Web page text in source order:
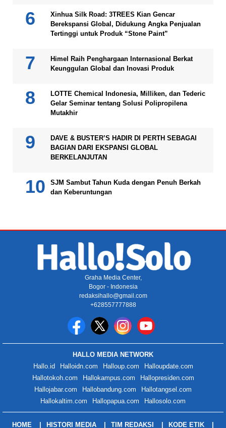
Xinhua Silk Road: 3TREES Kian Gencar
Berekspansi Global, Didukung Angka Penjualan
Tertinggi untuk Produk “Stone Paint”
Himel Raih Penghargaan Internasional Berkat
Keunggulan Global dan Inovasi Produk
LOTTE Chemical Indonesia, Milliken, dan Tederic
Gelar Seminar tentang Solusi Polipropilena
Mutakhir
DAVE & BUSTER’S HADIR DI PERTH SEBAGAI
BAGIAN DARI EKSPANSI GLOBAL
BERKELANJUTAN
SJM Sambut Tahun Kuda dengan Penuh Berkah
dan Keberuntungan
Graha Media Center,
Bogor - Indonesia
redaksihallo@gmail.com
+628557777888
HALLO MEDIA NETWORK
Hallo.id
Halloidn.com Halloup.com
Halloupdate.com
Hallotokoh.com
Hallokampus.com
Hallopresiden.com
Hallojabar.com
Hallobandung.com
Hallotangsel.com
Hallokaltim.com
Hallopapua.com Hallosolo.com
HOME HISTORI MEDIA TIM REDAKSI KODE ETIK